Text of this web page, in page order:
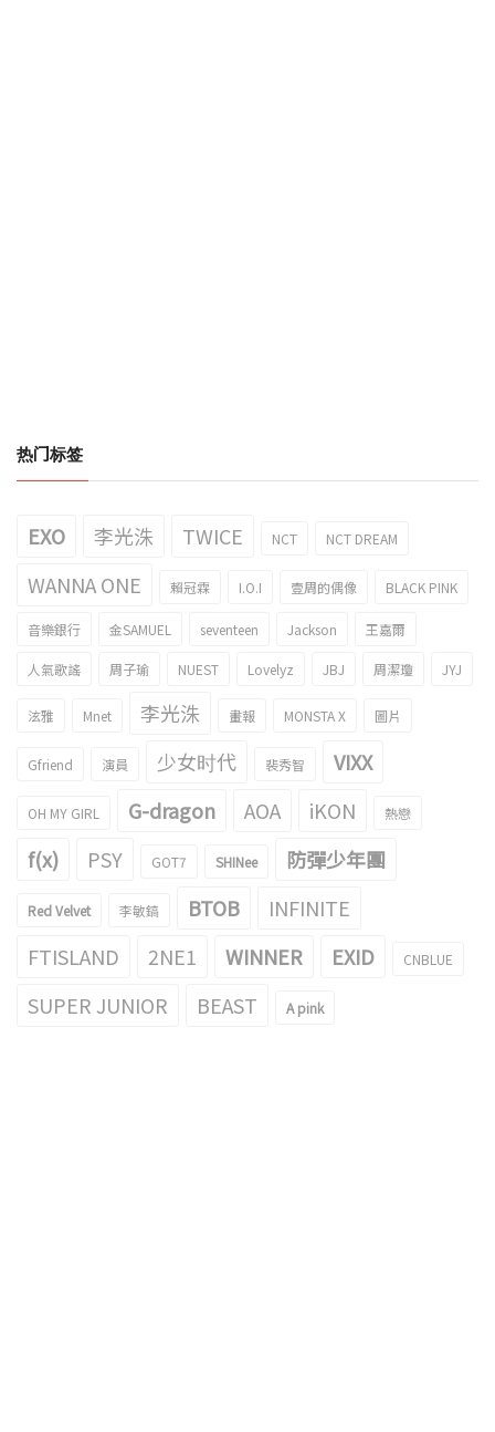
热门标签
EXO 李光洙 TWICE NCT NCT DREAM
WANNA ONE 賴冠霖 I.O.I 壹周的偶像 BLACK PINK
音樂銀行 金SAMUEL seventeen Jackson 王嘉爾
人氣歌謠 周子瑜 NUEST Lovelyz JBJ 周潔瓊 JYJ
泫雅 Mnet 李光洙 畫報 MONSTA X 圖片
Gfriend 演員 少女时代 裴秀智 VIXX
OH MY GIRL G-dragon AOA iKON 熱戀
f(x) PSY GOT7 SHINee 防彈少年團
Red Velvet 李敏鎬 BTOB
INFINITE
FTISLAND
2NE1 WINNER EXID CNBLUE
SUPER JUNIOR BEAST A pink